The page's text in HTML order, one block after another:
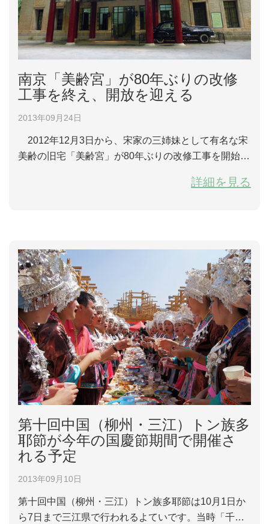
南京「美齢宮」が80年ぶりの改修
工事を終え、開放を迎える
2013年09月24日
2012年12月3日から、宋家の三姉妹として有名な宋
美齢の旧宅「美齢宮」が80年ぶりの改修工事を開始
開放されます。南京「美齢宮」は1931年に宋美齢も設
「美齢宮」と呼ばれるようになりました。
詳細を見る
第十回中国（柳州・三江）トン族多
耶節が今年の国慶節期間で開催さ
れる予定
2013年09月10日
第十回中国（柳州・三江）トン族多耶節は10月1日か
ら7日まで三江県で行われるよていです。当時「千年